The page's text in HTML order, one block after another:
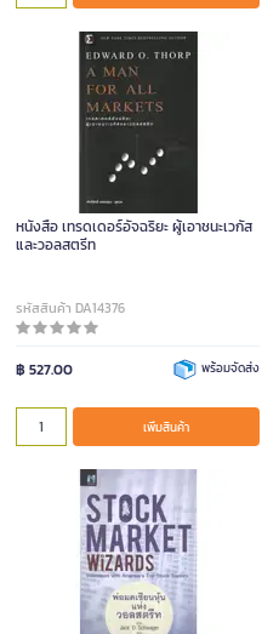
หนังสือ เทรดเดอร์อัจฉริยะ ผู้เอาชนะเวกัส
และวอลสตรีท
รหัสสินค้า DA14376
฿ 527.00 พร้อมจัดส่ง
เพิ่มสินค้า